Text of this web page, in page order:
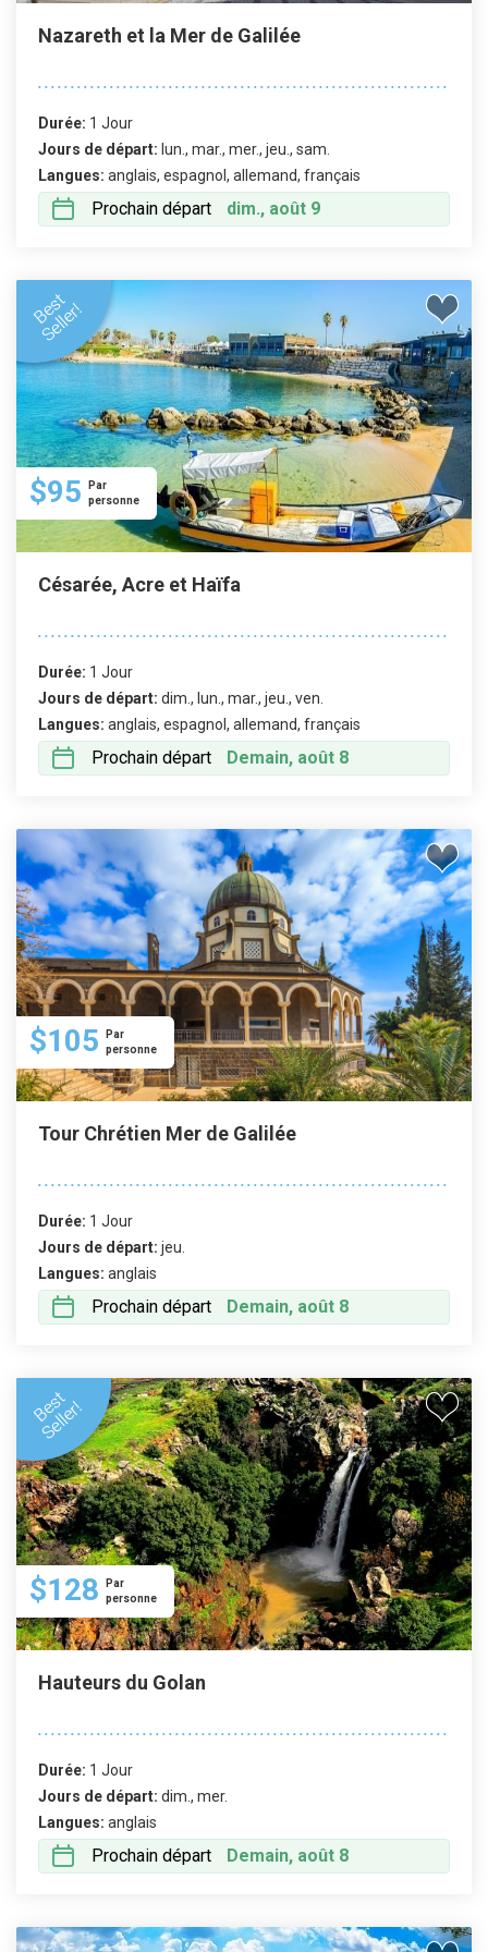
Nazareth et la Mer de Galilée
Durée: 1 Jour
Jours de départ: lun., mar., mer., jeu., sam.
Langues: anglais, espagnol, allemand, français
Prochain départ dim., août 9
$95
Par
personne
Césarée, Acre et Haïfa
Durée: 1 Jour
Jours de départ: dim., lun., mar., jeu., ven.
Langues: anglais, espagnol, allemand, français
Prochain départ Demain, août 8
$105
Par
personne
Tour Chrétien Mer de Galilée
Durée: 1 Jour
Jours de départ: jeu.
Langues: anglais
Prochain départ Demain, août 8
$128
Par
personne
Hauteurs du Golan
Durée: 1 Jour
Jours de départ: dim., mer.
Langues: anglais
Prochain départ Demain, août 8